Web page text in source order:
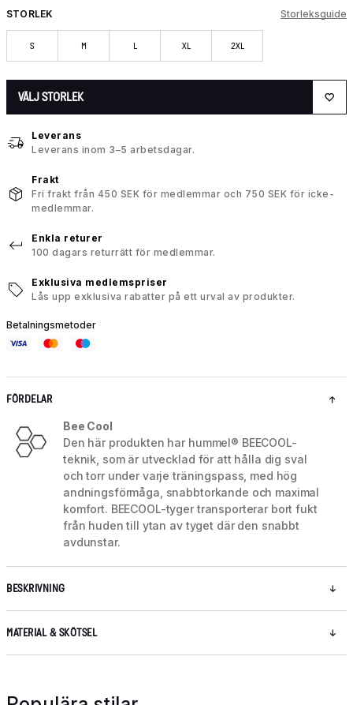
STORLEK Storleksguide
S M L XL 2XL
VÄLJ STORLEK
Leverans
Leverans inom 3–5 arbetsdagar.
Frakt
Fri frakt från 450 SEK för medlemmar och 750 SEK för icke-
medlemmar.
Enkla returer
100 dagars returrätt för medlemmar.
Exklusiva medlemspriser
Lås upp exklusiva rabatter på ett urval av produkter.
Betalningsmetoder
FÖRDELAR
Bee Cool
Den här produkten har hummel® BEECOOL-
teknik, som är utvecklad för att hålla dig sval
och torr under varje träningspass, med hög
andningsförmåga, snabbtorkande och maximal
komfort. BEECOOL-tyger transporterar bort fukt
från huden till ytan av tyget där den snabbt
avdunstar.
BESKRIVNING
MATERIAL & SKÖTSEL